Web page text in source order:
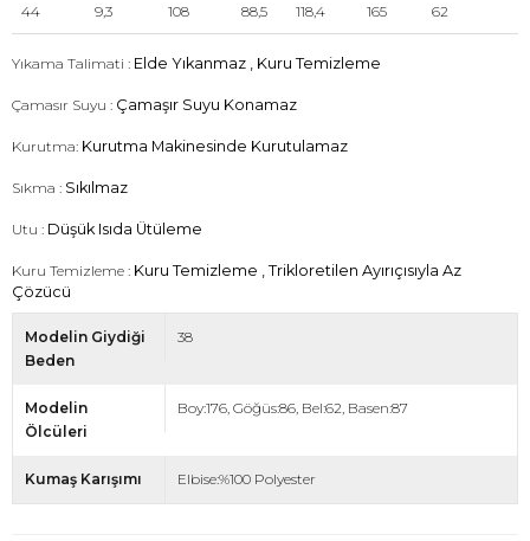
44 9,3 108 88,5 118,4 165 62
Yıkama Talimati : Elde Yıkanmaz , Kuru Temizleme
Çamasır Suyu : Çamaşır Suyu Konamaz
Kurutma: Kurutma Makinesinde Kurutulamaz
Sıkma : Sıkılmaz
Utu : Düşük Isıda Ütüleme
Kuru Temizleme : Kuru Temizleme , Trikloretilen Ayırıçısıyla Az
Çözücü
Modelin Giydiği
Beden
38
Modelin
Ölcüleri
Boy:176, Göğüs:86, Bel:62, Basen:87
Kumaş Karışımı Elbise:%100 Polyester